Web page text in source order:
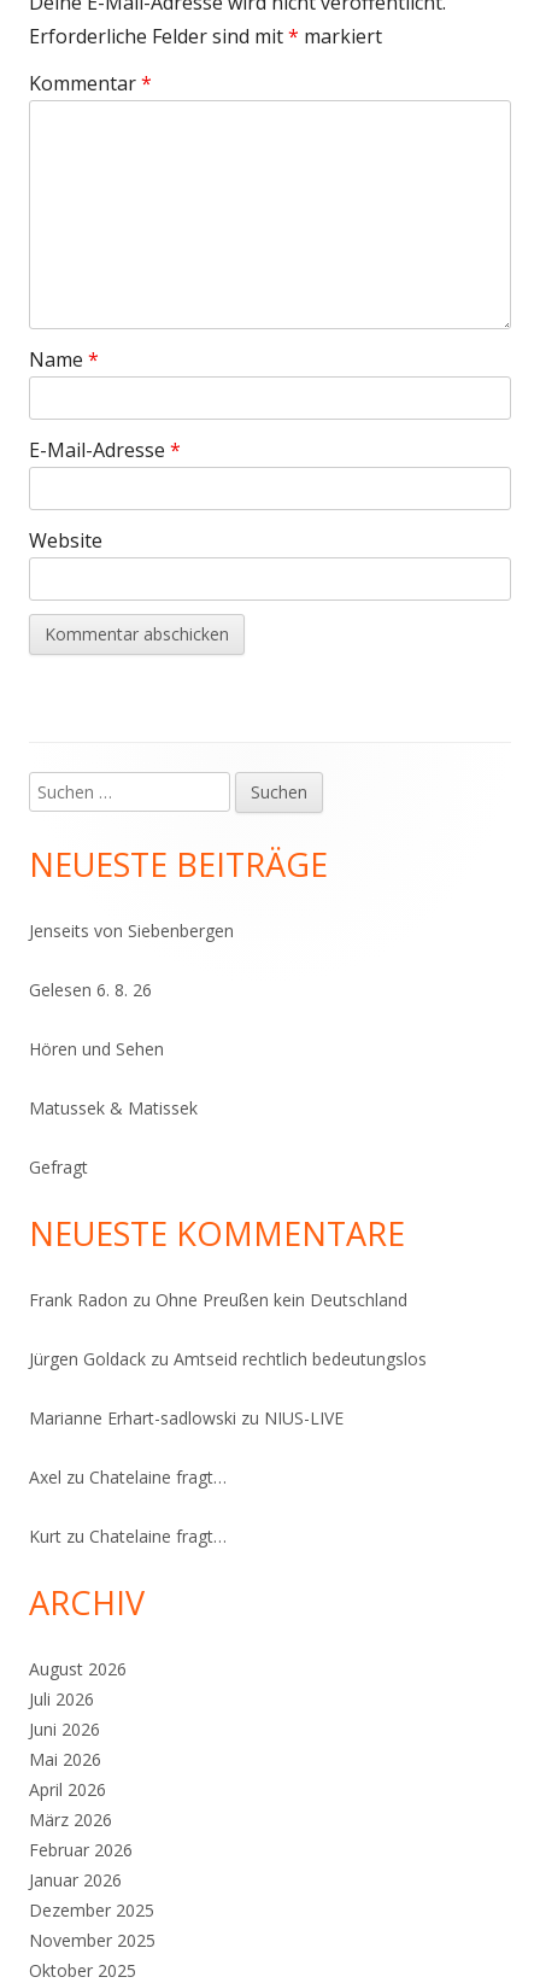
Erforderliche Felder sind mit* markiert
Kommentar*
Name *
E-Mail-Adresse *
Website
Haupt-
Seitenleiste
Suchen
nach:
NEUESTE BEITRÄGE
Jenseits von Siebenbergen
Gelesen 6. 8. 26
Hören und Sehen
Matussek & Matissek
Gefragt
NEUESTE KOMMENTARE
Frank Radon zu Ohne Preußen kein Deutschland
Jürgen Goldack zu Amtseid rechtlich bedeutungslos
Marianne Erhart-sadlowski zu NIUS-LIVE
Axel zu Chatelaine fragt…
Kurt zu Chatelaine fragt…
ARCHIV
August 2026
Juli 2026
Juni 2026
Mai 2026
April 2026
März 2026
Februar 2026
Januar 2026
Dezember 2025
November 2025
Oktober 2025